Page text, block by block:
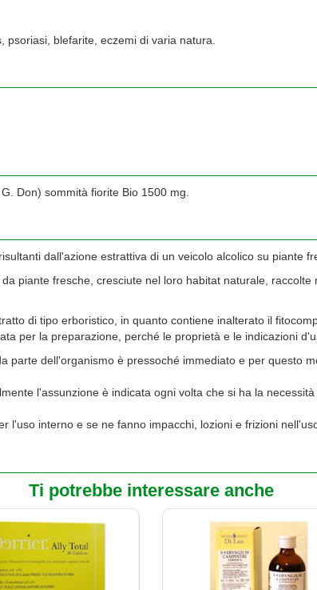
psoriasi, blefarite, eczemi di varia natura.
Don) sommità fiorite Bio 1500 mg.
dall'azione estrattiva di un veicolo alcolico su piante
piante fresche, cresciute nel loro habitat naturale,
di tipo erboristico, in quanto contiene inalterato il
per la preparazione, perché le proprietà e le indicazioni
parte dell'organismo è pressoché immediato e per questo
l'assunzione è indicata ogni volta che si ha la
l'uso interno e se ne fanno impacchi, lozioni e frizioni
Ti potrebbe interessare anche